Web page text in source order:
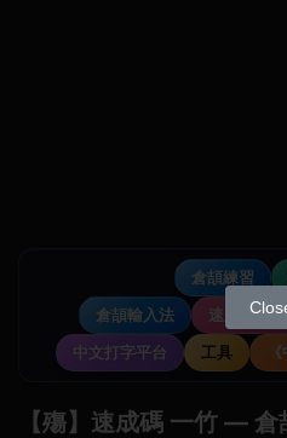
倉頡練習
倉頡輸入法
速成輸入
中文打字平台
工具
【殤】速成碼 一竹 —